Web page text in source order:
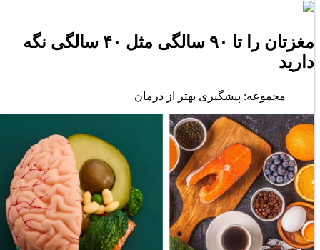
مغزتان را تا ۹۰ سالگی مثل ۴۰ سالگی نگه
دارید
مجموعه: پیشگیری بهتر از درمان